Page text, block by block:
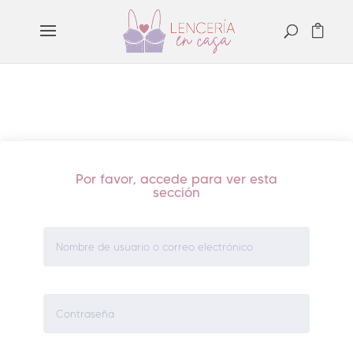
Por favor, accede para ver esta
sección